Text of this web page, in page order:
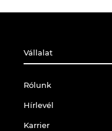
Vállalat
Rólunk
Hírlevél
Karrier